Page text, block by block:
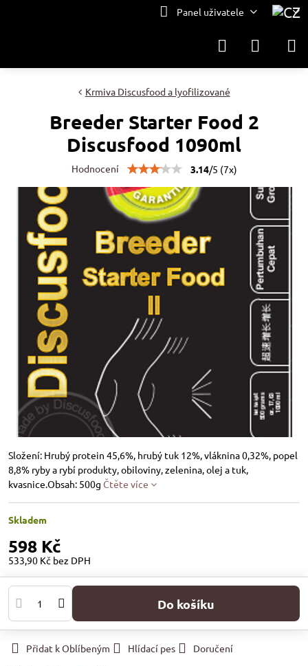
Panel uživatele
Krmiva Discusfood a lyofilizované
Breeder Starter Food 2
Discusfood 1090ml
Hodnocení 3.14/5 (7x)
Složení: Hrubý protein 45,6%, hrubý tuk 12%, vláknina 0,32%, popel
8,8% ryby a rybí produkty, obiloviny, zelenina, olej a tuk,
kvasnice.Obsah: 500g Čtěte více
Skladem
598 Kč
533,90 Kč bez DPH
Do košíku
Přidat k Oblíbeným Hlídací pes
Doručení